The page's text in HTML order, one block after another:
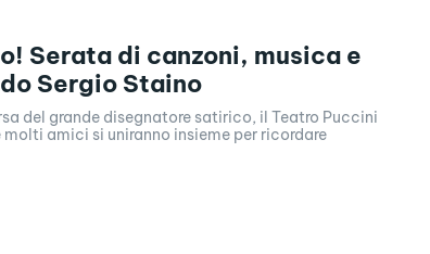
Serata di canzoni, musica e
Sergio Staino
del grande disegnatore satirico, il Teatro Puccini
amici si uniranno insieme per ricordare